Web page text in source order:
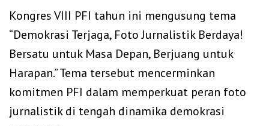
‎Kongres VIII PFI tahun ini mengusung tema
“Demokrasi Terjaga, Foto Jurnalistik Berdaya!
Bersatu untuk Masa Depan, Berjuang untuk
Harapan.” Tema tersebut mencerminkan
komitmen PFI dalam memperkuat peran foto
jurnalistik di tengah dinamika demokrasi